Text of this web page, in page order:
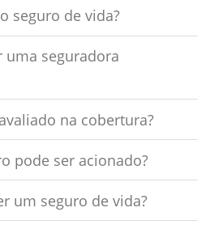
seguro de vida?
uma seguradora
na cobertura?
pode ser acionado?
um seguro de vida?